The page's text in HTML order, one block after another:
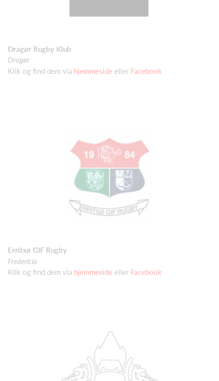
Dragør Rugby Klub
Dragør
Klik og find dem via hjemmeside eller Facebook
Erritsø GIF Rugby
Fredericia
Klik og find dem via hjemmeside eller Facebook